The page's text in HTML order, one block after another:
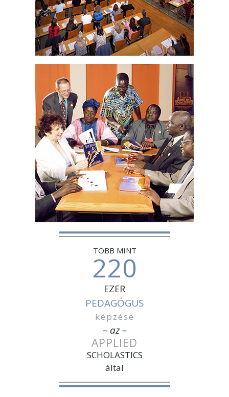
TÖBB MINT
220
EZER
PEDAGÓGUS
képzése
– az –
APPLIED
SCHOLASTICS
által